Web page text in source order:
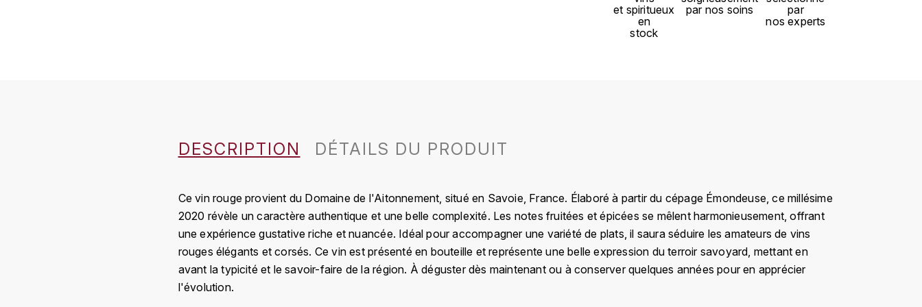
et spiritueux
en
stock
par nos soins
par
nos experts
DESCRIPTION DÉTAILS DU PRODUIT
Ce vin rouge provient du Domaine de l'Aitonnement, situé en Savoie, France. Élaboré à partir du cépage Émondeuse, ce millésime
2020 révèle un caractère authentique et une belle complexité. Les notes fruitées et épicées se mêlent harmonieusement, offrant
une expérience gustative riche et nuancée. Idéal pour accompagner une variété de plats, il saura séduire les amateurs de vins
rouges élégants et corsés. Ce vin est présenté en bouteille et représente une belle expression du terroir savoyard, mettant en
avant la typicité et le savoir-faire de la région. À déguster dès maintenant ou à conserver quelques années pour en apprécier
l'évolution.